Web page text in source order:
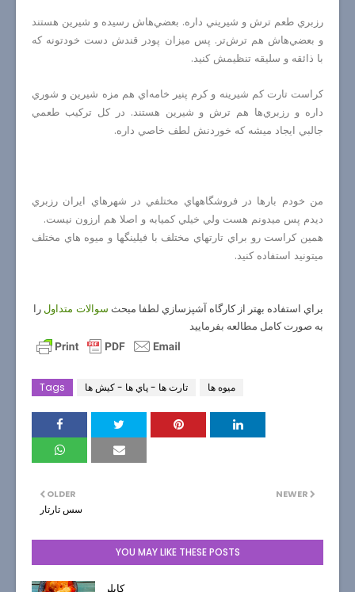
رزبري طعم ترش و شيريني داره. بعضي‌هاش رسيده و شيرين هستند
و بعضي‌هاش هم ترش‌تر. پس ميزان پودر قندش دست خودتونه كه
با ذائقه و سليقه تنظيمش كنيد.
كراست تارت كم شيرينه و كرم پنير خامه‌اي هم مزه شيرين و شوري
داره و رزبري‌ها هم ترش و شيرين هستند. در كل تركيب طعمي
جالبي ايجاد ميشه كه خوردنش لطف خاصي داره.
من خودم بارها در فروشگاههاي مختلفي در شهرهاي ايران رزبري
ديدم پس ميدونم هست ولي خيلي كميابه و اصلا هم ارزون نيست.
همين كراست رو براي تارتهاي مختلف با فيلينگها و ميوه هاي مختلف
ميتونيد استفاده كنيد.
براي استفاده بهتر از كارگاه آشپزسازي لطفا مبحث سوالات متداول را
به صورت كامل مطالعه بفرماييد
Tags تارت ها - پاي ها - كيش ها میوه ها
NEWER
OLDER
سس تارتار
YOU MAY LIKE THESE POSTS
کابلر